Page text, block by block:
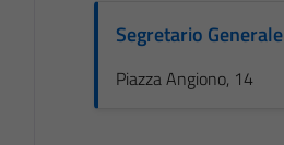
Segretario Generale
Piazza Angiono, 14